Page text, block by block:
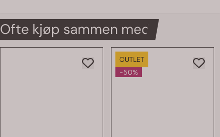
Ofte kjøp sammen med
OUTLET
-50%